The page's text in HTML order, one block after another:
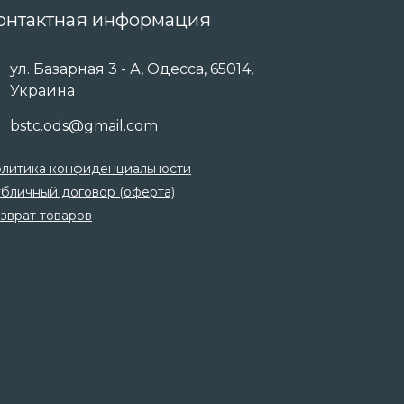
информация
ул. Базарная 3 - А, Одесса, 65014,
Украина
bstc.ods@gmail.com
конфиденциальности
договор (оферта)
товаров